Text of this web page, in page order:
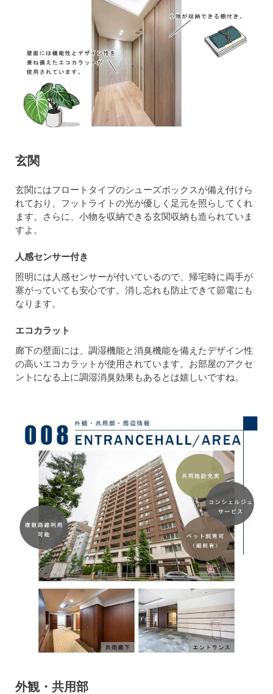
玄関
玄関にはフロートタイプのシューズボックスが備え付けら
れており、フットライトの光が優しく足元を照らしてくれ
ます。さらに、小物を収納できる玄関収納も造られていま
すよ。
人感センサー付き
照明には人感センサーが付いているので、帰宅時に両手が
塞がっていても安心です。消し忘れも防止できて節電にも
なります。
エコカラット
廊下の壁面には、調湿機能と消臭機能を備えたデザイン性
の高いエコカラットが使用されています。お部屋のアクセ
ントになる上に調湿消臭効果もあるとは嬉しいですね。
外観・共用部